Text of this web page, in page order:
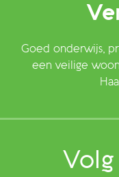
Goed onderwijs,
een veilige